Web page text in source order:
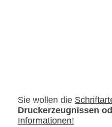
Sie wollen die
Druckerzeugnissen
Informationen!